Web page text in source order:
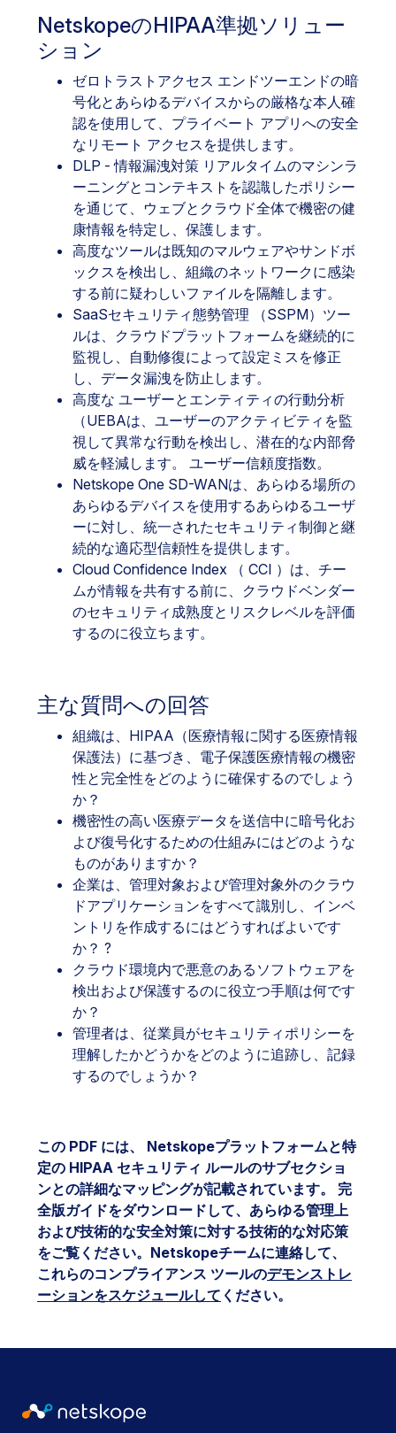
NetskopeのHIPAA準拠ソリュー
ション
ゼロトラストアクセス エンドツーエンドの暗
号化とあらゆるデバイスからの厳格な本人確
認を使用して、プライベート アプリへの安全
なリモート アクセスを提供します。
DLP - 情報漏洩対策 リアルタイムのマシンラ
ーニングとコンテキストを認識したポリシー
を通じて、ウェブとクラウド全体で機密の健
康情報を特定し、保護します。
高度なツールは既知のマルウェアやサンドボ
ックスを検出し、組織のネットワークに感染
する前に疑わしいファイルを隔離します。
SaaSセキュリティ態勢管理 （SSPM）ツー
ルは、クラウドプラットフォームを継続的に
監視し、自動修復によって設定ミスを修正
し、データ漏洩を防止します。
高度な ユーザーとエンティティの行動分析
（UEBAは、ユーザーのアクティビティを監
視して異常な行動を検出し、潜在的な内部脅
威を軽減します。 ユーザー信頼度指数。
Netskope One SD-WANは、あらゆる場所の
あらゆるデバイスを使用するあらゆるユーザ
ーに対し、統一されたセキュリティ制御と継
続的な適応型信頼性を提供します。
Cloud Confidence Index （ CCI ）は、チー
ムが情報を共有する前に、クラウドベンダー
のセキュリティ成熟度とリスクレベルを評価
するのに役立ちます。
主な質問への回答
組織は、HIPAA（医療情報に関する医療情報
保護法）に基づき、電子保護医療情報の機密
性と完全性をどのように確保するのでしょう
か？
機密性の高い医療データを送信中に暗号化お
よび復号化するための仕組みにはどのような
ものがありますか？
企業は、管理対象および管理対象外のクラウ
ドアプリケーションをすべて識別し、インベ
ントリを作成するにはどうすればよいです
か？ ?
クラウド環境内で悪意のあるソフトウェアを
検出および保護するのに役立つ手順は何です
か？
管理者は、従業員がセキュリティポリシーを
理解したかどうかをどのように追跡し、記録
するのでしょうか？
この PDF には、 Netskopeプラットフォームと特
定の HIPAA セキュリティ ルールのサブセクショ
ンとの詳細なマッピングが記載されています。 完
全版ガイドをダウンロードして、あらゆる管理上
および技術的な安全対策に対する技術的な対応策
をご覧ください。Netskopeチームに連絡して、
これらのコンプライアンス ツールのデモンストレ
ーションをスケジュールして ください。